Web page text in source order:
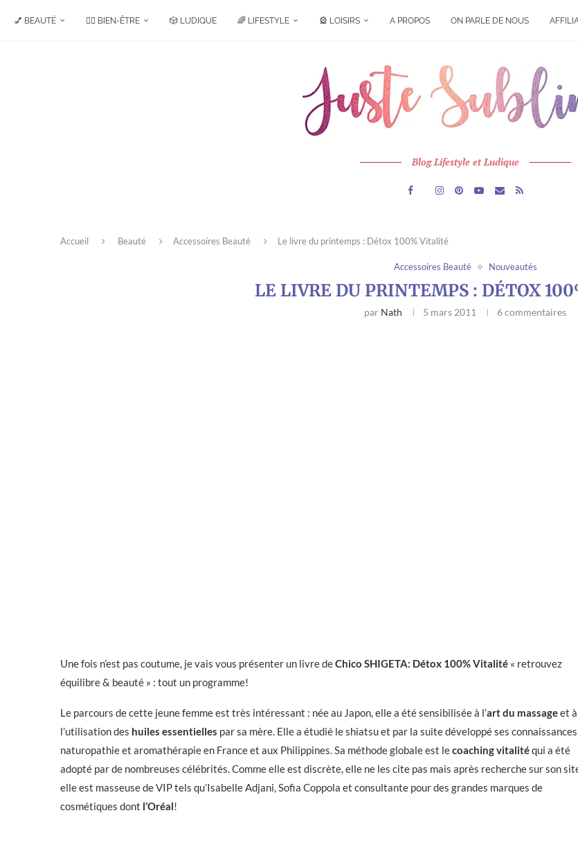
💅 BEAUTÉ 🧘‍♀️ BIEN-ÊTRE 🎲 LUDIQUE 🌈 LIFESTYLE 🎡 LOISIRS A PROPOS ON PARLE DE NOUS
Blog Lifestyle et Ludique
Accueil Beauté Accessoires Beauté Le livre du printemps : Détox 100% Vitalité
Accessoires Beauté Nouveautés
LE LIVRE DU PRINTEMPS : DÉTOX
par Nath 5 mars 2011 6 commentaires
Une fois n’est pas coutume, je vais vous présenter un livre deChico SHIGETA: Détox 100% Vitalité « retrouvez
équilibre & beauté » : tout un programme!
Le parcours de cette jeune femme est très intéressant : née au Japon, elle a été sensibilisée à l’art du massageet à
l’utilisation des huiles essentielles par sa mère. Elle a étudié le shiatsu et par la suite développé ses
naturopathie et aromathérapie en France et aux Philippines. Sa méthode globale est lecoaching vitalitéqui a été
adopté par de nombreuses célébrités. Comme elle est discrète, elle ne les cite pas mais après recherche sur son
elle est masseuse de VIP tels qu’Isabelle Adjani, Sofia Coppola et consultante pour des grandes marques de
cosmétiques dont l’Oréal!